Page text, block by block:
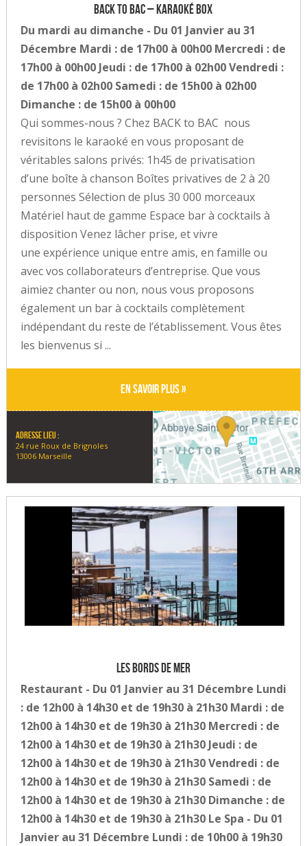
BACK to BAC – Karaoké Box
Du mardi au dimanche - Du 01 Janvier au 31
Décembre Mardi : de 17h00 à 00h00 Mercredi : de
17h00 à 00h00 Jeudi : de 17h00 à 02h00 Vendredi :
de 17h00 à 02h00 Samedi : de 15h00 à 02h00
Dimanche : de 15h00 à 00h00
Qui sommes-nous ? Chez BACK to BAC nous
revisitons le karaoké en vous proposant de
véritables salons privés: 1h45 de privatisation
d’une boîte à chanson Boîtes privatives de 2 à 20
personnes Sélection de plus 30 000 morceaux
Matériel haut de gamme Espace bar à cocktails à
disposition Venez lâcher prise, et vivre
une expérience unique entre amis, en famille ou
avec vos collaborateurs d’entreprise. Que vous
aimiez chanter ou non, nous vous proposons
également un bar à cocktails complètement
indépendant du reste de l’établissement. Vous êtes
les bienvenus si ...
En savoir plus »
Adresse lieu :
24 rue Roux de Brignoles
13006 Marseille
Les bords de mer
Restaurant - Du 01 Janvier au 31 Décembre Lundi
: de 12h00 à 14h30 et de 19h30 à 21h30 Mardi : de
12h00 à 14h30 et de 19h30 à 21h30 Mercredi : de
12h00 à 14h30 et de 19h30 à 21h30 Jeudi : de
12h00 à 14h30 et de 19h30 à 21h30 Vendredi : de
12h00 à 14h30 et de 19h30 à 21h30 Samedi : de
12h00 à 14h30 et de 19h30 à 21h30 Dimanche : de
12h00 à 14h30 et de 19h30 à 21h30 Le Spa - Du 01
Janvier au 31 Décembre Lundi : de 10h00 à 19h30